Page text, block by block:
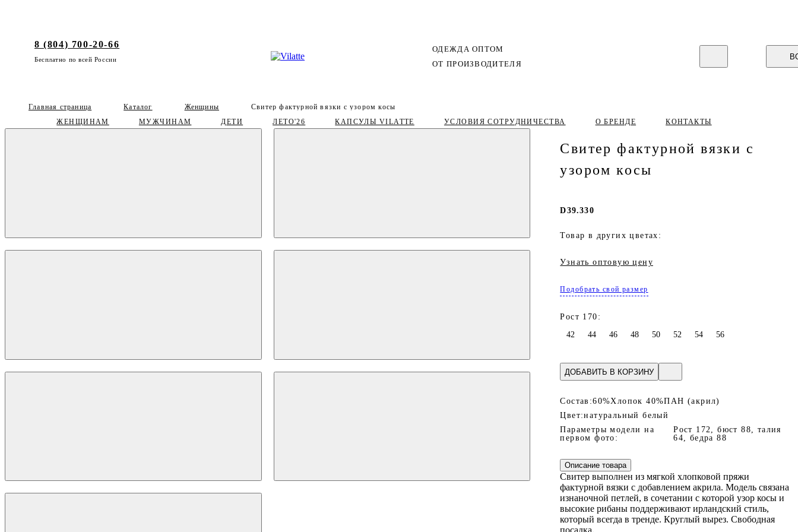
8 (804) 700-20-66
Бесплатно по всей России
ОДЕЖДА ОПТОМ
ОТ ПРОИЗВОДИТЕЛЯ
ЖЕНЩИНАМ МУЖЧИНАМ ДЕТИ ЛЕТО'26 КАПСУЛЫ VILATTE УСЛОВИЯ СОТРУДНИЧЕСТВА О БРЕНДЕ КОНТАКТЫ
Главная страница Каталог Женщины Свитер фактурной вязки с узором косы
Свитер фактурной вязки с
узором косы
D39.330
Товар в других цветах:
Узнать оптовую цену
Подобрать свой размер
Рост 170:
42
44 46 48 50 52 54 56
ДОБАВИТЬ В КОРЗИНУ
Состав:60%Хлопок 40%ПАН (акрил)
Цвет:натуральный белый
Параметры модели на
первом фото:
Рост 172, бюст 88, талия
64, бедра 88
Описание товара
Свитер выполнен из мягкой хлопковой пряжи
фактурной вязки с добавлением акрила. Модель связана
изнаночной петлей, в сочетании с которой узор косы и
высокие рибаны поддерживают ирландский стиль,
который всегда в тренде. Круглый вырез. Свободная